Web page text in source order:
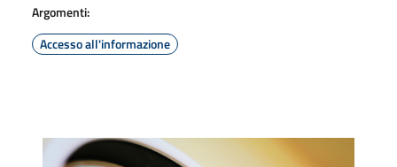
Argomenti:
Accesso all'informazione